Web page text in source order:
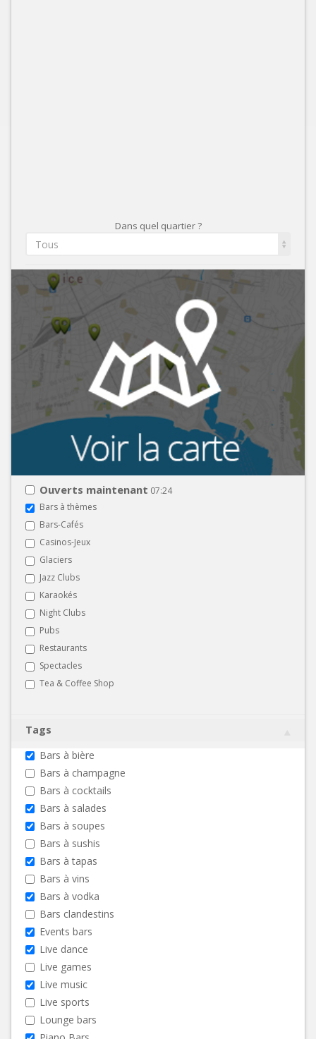
Dans quel quartier ?
Tous
Ouverts maintenant 07:24
Bars à thèmes
Bars-Cafés
Casinos-Jeux
Glaciers
Jazz Clubs
Karaokés
Night Clubs
Pubs
Restaurants
Spectacles
Tea & Coffee Shop
Tags
Bars à bière
Bars à champagne
Bars à cocktails
Bars à salades
Bars à soupes
Bars à sushis
Bars à tapas
Bars à vins
Bars à vodka
Bars clandestins
Events bars
Live dance
Live games
Live music
Live sports
Lounge bars